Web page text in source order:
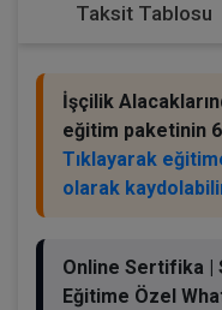
Taksit Tablosu
İşçilik
eğitim paketinin
Tıklayarak
olarak
Online Sertifika |
Eğitime Özel